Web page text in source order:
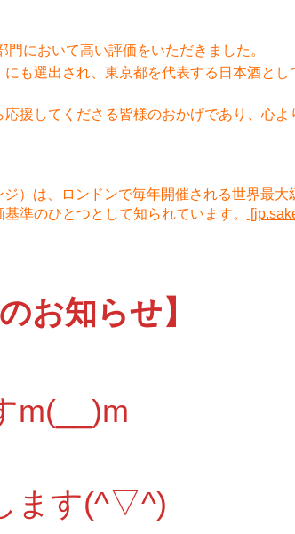
において高い評価をいただきました。
にも選出され、東京都を代表する日本酒とし
援してくださる皆様のおかげであり、心よ
）は、ロンドンで毎年開催される世界最大
準のひとつとして知られています。
お知らせ】
m(__)m
ます(^▽^)